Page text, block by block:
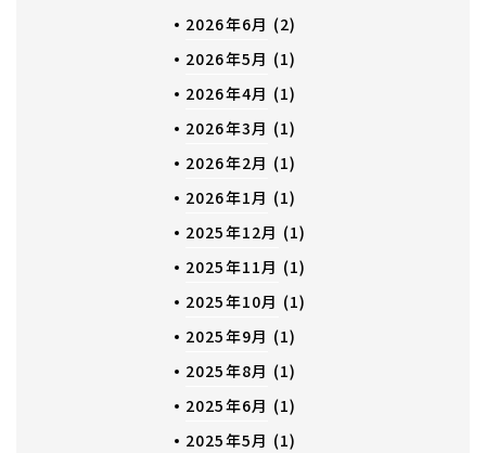
2026年6月 (2)
2026年5月 (1)
2026年4月 (1)
2026年3月 (1)
2026年2月 (1)
2026年1月 (1)
2025年12月 (1)
2025年11月 (1)
2025年10月 (1)
2025年9月 (1)
2025年8月 (1)
2025年6月 (1)
2025年5月 (1)